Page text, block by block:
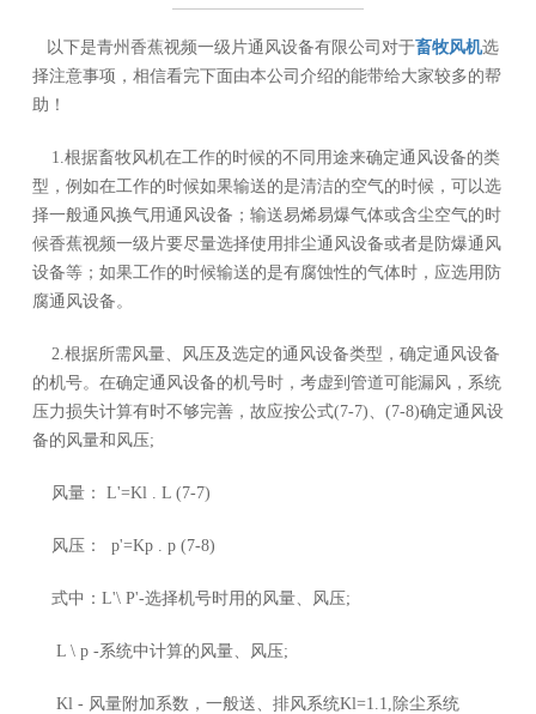
以下是青州香蕉视频一级片通风设备有限公司对于畜牧风机选
择注意事项，相信看完下面由本公司介绍的能带给大家较多的帮
助！
1.根据畜牧风机在工作的时候的不同用途来确定通风设备的类
型，例如在工作的时候如果输送的是清洁的空气的时候，可以选
择一般通风换气用通风设备；输送易烯易爆气体或含尘空气的时
候香蕉视频一级片要尽量选择使用排尘通风设备或者是防爆通风
设备等；如果工作的时候输送的是有腐蚀性的气体时，应选用防
腐通风设备。
2.根据所需风量、风压及选定的通风设备类型，确定通风设备
的机号。在确定通风设备的机号时，考虚到管道可能漏风，系统
压力损失计算有时不够完善，故应按公式(7-7)、(7-8)确定通风设
备的风量和风压;
风量： L'=Kl . L (7-7)
风压： p'=Kp . p (7-8)
式中：L'\ P'-选择机号时用的风量、风压;
L \ p -系统中计算的风量、风压;
Kl - 风量附加系数，一般送、排风系统Kl=1.1,除尘系统